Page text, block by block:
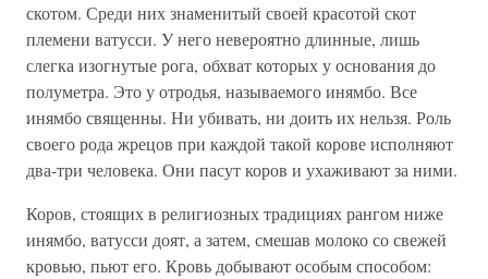
скотом. Среди них знаменитый своей красотой скот
племени ватусси. У него невероятно длинные, лишь
слегка изогнутые рога, обхват которых у основания до
полуметра. Это у отродья, называемого инямбо. Все
инямбо священны. Ни убивать, ни доить их нельзя. Роль
своего рода жрецов при каждой такой корове исполняют
два-три человека. Они пасут коров и ухаживают за ними.
Коров, стоящих в религиозных традициях рангом ниже
инямбо, ватусси доят, а затем, смешав молоко со свежей
кровью, пьют его. Кровь добывают особым способом: